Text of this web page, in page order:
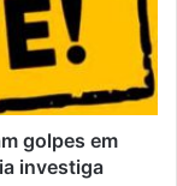
golpes em
investiga